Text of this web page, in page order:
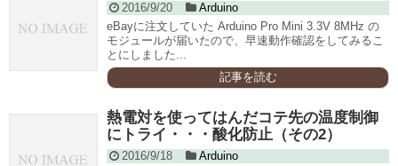
2016/9/20
Arduino
eBayに注文していた Arduino Pro Mini 3.3V 8MHz の
モジュールが届いたので、早速動作確認をしてみるこ
とにしました...
記事を読む
熱電対を使ってはんだコテ先の温度制御
にトライ・・・酸化防止（その2）
2016/9/18
Arduino